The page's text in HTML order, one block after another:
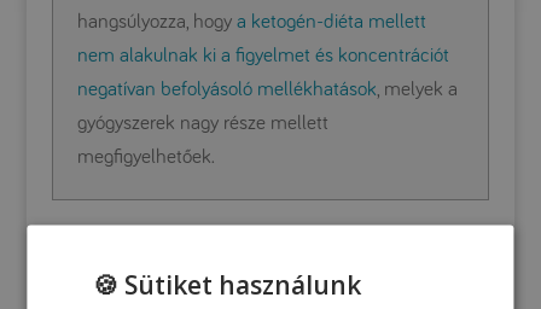
hangsúlyozza, hogy a ketogén-diéta mellett
nem alakulnak ki a figyelmet és koncentrációt
negatívan befolyásoló mellékhatások, melyek a
gyógyszerek nagy része mellett
megfigyelhetőek.
🍪 Sütiket használunk